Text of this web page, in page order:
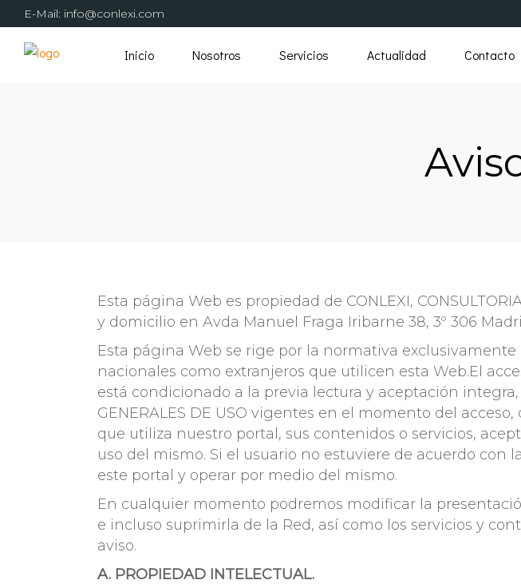
E-Mail: info@conlexi.com
Inicio Nosotros Servicios Actualidad Contacto
Esta página Web es propiedad de CONLEXI,
y domicilio en Avda Manuel Fraga Iribarne 38, 3º 306
Esta página Web se rige por la normativa
nacionales como extranjeros que utilicen esta Web.El
está condicionado a la previa lectura y aceptación integra,
GENERALES DE USO vigentes en el momento del
que utiliza nuestro portal, sus contenidos o servicios,
uso del mismo. Si el usuario no estuviere de acuerdo con
este portal y operar por medio del mismo.
En cualquier momento podremos modificar la
e incluso suprimirla de la Red, así como los servicios y
aviso.
A. PROPIEDAD INTELECTUAL.